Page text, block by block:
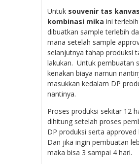
Untuk souvenir tas kanvas
kombinasi mika ini
dibuatkan sample terlebih
mana setelah sample
selanjutnya tahap produksi
lakukan. Untuk pembuatan
kenakan biaya namun
masukkan kedalam DP
nantinya.
Proses produksi sekitar 12
dihitung setelah proses
DP produksi serta approved
Dan jika ingin pembuatan
maka bisa 3 sampai 4 hari.